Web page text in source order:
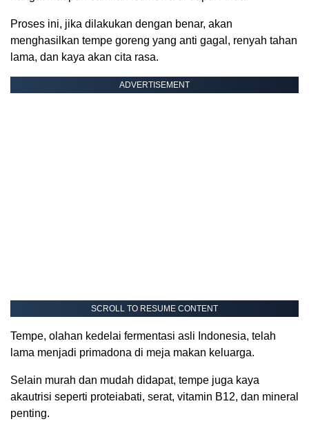
Proses ini, jika dilakukan dengan benar, akan
menghasilkan tempe goreng yang anti gagal, renyah tahan
lama, dan kaya akan cita rasa.
ADVERTISEMENT
SCROLL TO RESUME CONTENT
Tempe, olahan kedelai fermentasi asli Indonesia, telah
lama menjadi primadona di meja makan keluarga.
Selain murah dan mudah didapat, tempe juga kaya
akautrisi seperti proteiabati, serat, vitamin B12, dan mineral
penting.